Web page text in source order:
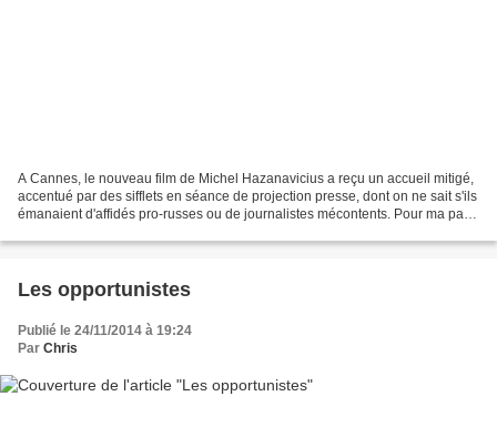
A Cannes, le nouveau film de Michel Hazanavicius a reçu un accueil mitigé,
accentué par des sifflets en séance de projection presse, dont on ne sait s'ils
émanaient d'affidés pro-russes ou de journalistes mécontents. Pour ma part,
Les opportunistes
Publié le 24/11/2014 à 19:24
Par Chris